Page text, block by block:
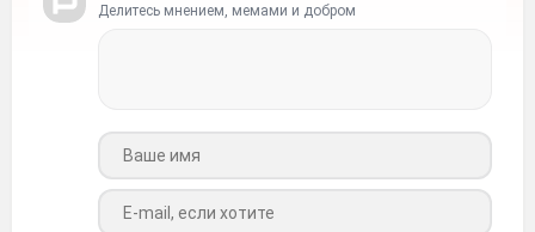
Делитесь мнением, мемами и добром
Ваше имя
Ваш e-mail